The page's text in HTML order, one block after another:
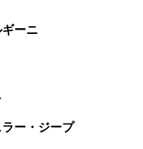
ーニ
ー・ジープ